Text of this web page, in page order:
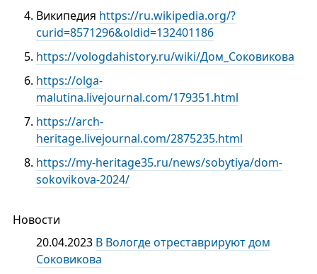
Википедия https://ru.wikipedia.org/?
curid=8571296&oldid=132401186
https://vologdahistory.ru/wiki/Дом_Соковикова
https://olga-
malutina.livejournal.com/179351.html
https://arch-
heritage.livejournal.com/2875235.html
https://my-heritage35.ru/news/sobytiya/dom-
sokovikova-2024/
Новости
20.04.2023 В Вологде отреставрируют дом
Соковикова